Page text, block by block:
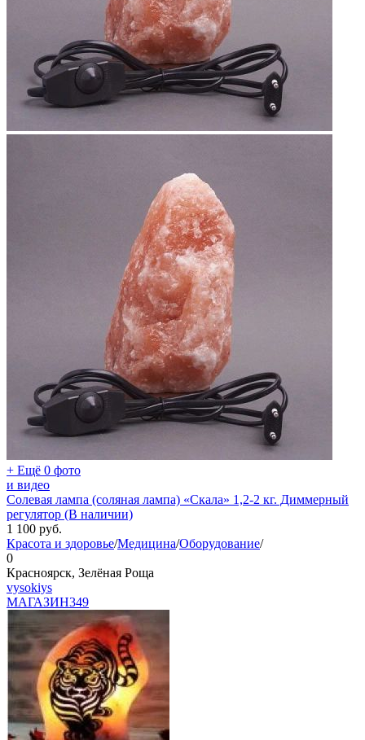
+ Ещё 0 фото
и видео
Солевая лампа (соляная лампа) «Скала» 1,2-2 кг. Диммерный
регулятор (В наличии)
1 100 руб.
Красота и здоровье/Медицина/Оборудование/
0
Красноярск, Зелёная Роща
vysokiys
МАГАЗИН349